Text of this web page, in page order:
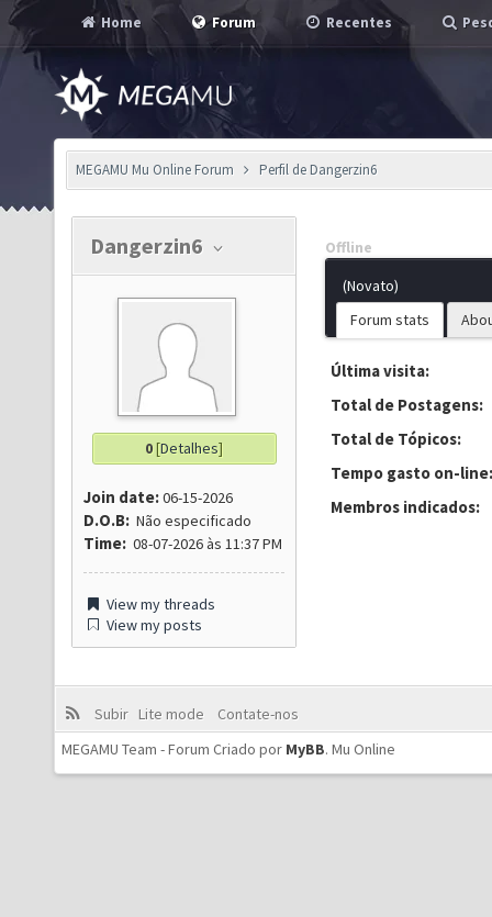
Home Forum Recentes
MEGAMU Mu Online Forum Perfil de Dangerzin6
Dangerzin6
0[Detalhes]
Join date:06-15-2026
D.O.B: Não especificado
Time: 08-07-2026 às 11:37 PM
View my threads
View my posts
Offline
(Novato)
Forum stats
Última visita:
Total de Postagens:
Total de Tópicos:
Tempo gasto on-line:
Membros indicados:
Subir Lite mode
Contate-nos
MEGAMU Team - Forum Criado por MyBB. Mu Online